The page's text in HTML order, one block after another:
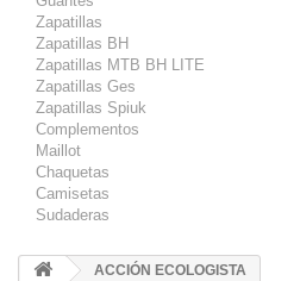
Zapatillas
Zapatillas BH
Zapatillas MTB BH LITE
Zapatillas Ges
Zapatillas Spiuk
Complementos
Maillot
Chaquetas
Camisetas
Sudaderas
ACCIÓN ECOLOGISTA